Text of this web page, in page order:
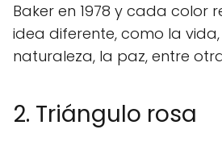
Baker en 1978 y cada color
idea diferente, como la
naturaleza, la paz, entre
2. Triángulo rosa